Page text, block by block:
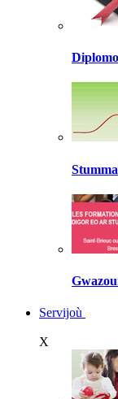
Servijoù
X